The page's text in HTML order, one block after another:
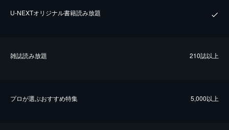
U-NEXTオリジナル書籍読み放題
雑誌読み放題 210誌以上
プロが選ぶおすすめ特集 5,000以上